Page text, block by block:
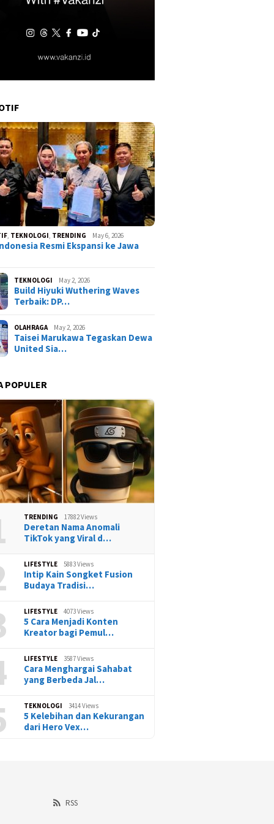
, TEKNOLOGI, TRENDING May 6, 2026
Resmi Ekspansi ke Jawa
TEKNOLOGI May 2, 2026
Build Hiyuki Wuthering Waves
Terbaik: DP…
OLAHRAGA May 2, 2026
Taisei Marukawa Tegaskan Dewa
United Sia…
POPULER
TRENDING 17882 Views
Deretan Nama Anomali
TikTok yang Viral d…
LIFESTYLE 5883 Views
Intip Kain Songket Fusion
Budaya Tradisi…
LIFESTYLE 4073 Views
5 Cara Menjadi Konten
Kreator bagi Pemul…
LIFESTYLE 3587 Views
Cara Menghargai Sahabat
yang Berbeda Jal…
TEKNOLOGI 3414 Views
5 Kelebihan dan Kekurangan
dari Hero Vex…
RSS